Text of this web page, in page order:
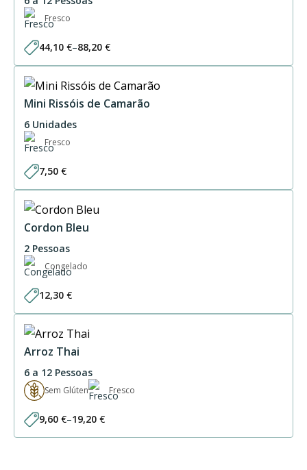
Fresco
44,10 €–88,20 €
Price
range:
through
88,20 €
Mini Rissóis de Camarão
6 Unidades
Fresco
7,50 €
Cordon Bleu
2 Pessoas
Congelado
12,30 €
Arroz Thai
6 a 12 Pessoas
Sem Glúten Fresco
9,60 €–19,20 €
Price
range: